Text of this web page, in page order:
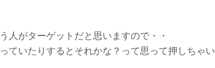
人がターゲットだと思いますので・・
ていたりするとそれかな？って思って押しちゃい